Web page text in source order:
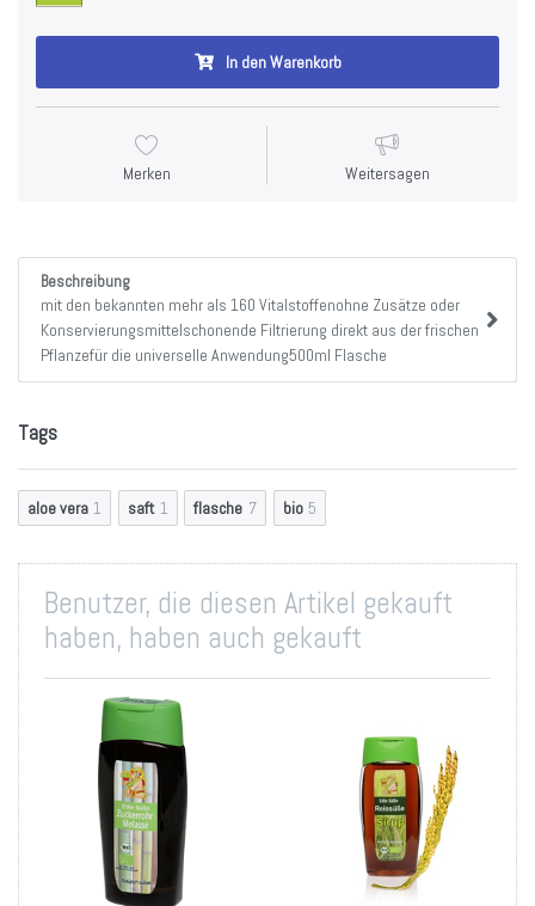
In den Warenkorb
Merken Weitersagen
Beschreibung
mit den bekannten mehr als 160 Vitalstoffenohne Zusätze oder
Konservierungsmittelschonende Filtrierung direkt aus der frischen
Pflanzefür die universelle Anwendung500ml Flasche
Tags
aloe vera 1 saft 1 flasche 7 bio 5
Benutzer, die diesen Artikel gekauft
haben, haben auch gekauft